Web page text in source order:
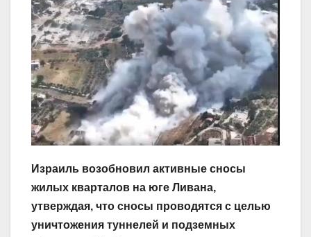
Израиль возобновил активные сносы
жилых кварталов на юге Ливана,
утверждая, что сносы проводятся с целью
уничтожения туннелей и подземных